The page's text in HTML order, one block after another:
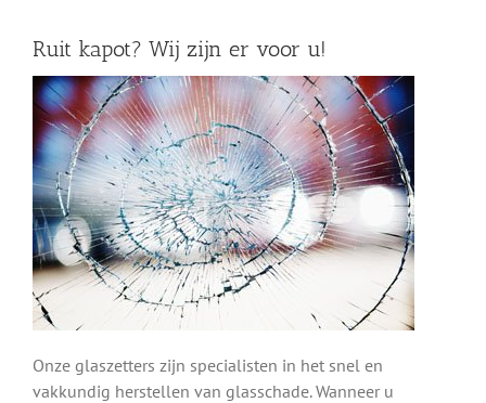
Ruit kapot? Wij zijn er voor u!
Onze glaszetters zijn specialisten in het snel en
vakkundig herstellen van glasschade. Wanneer u